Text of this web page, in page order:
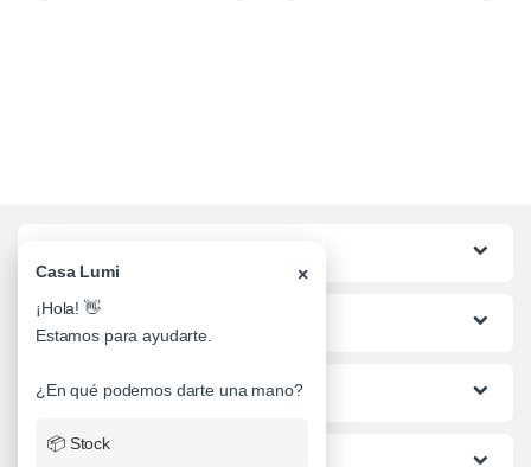
Lo mas buscado
Informacion al Cliente
Casa Lumi ×
¡Hola! 👋
Estamos para ayudarte.
¿En qué podemos darte una mano?
📦 Stock